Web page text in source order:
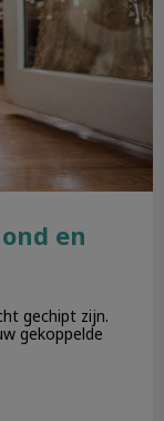
en
gechipt zijn.
gekoppelde